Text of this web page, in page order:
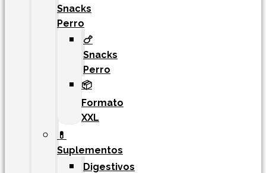
Snacks
Perro
🍗
Snacks
Perro
📦
Formato
XXL
💊
Suplementos
Digestivos